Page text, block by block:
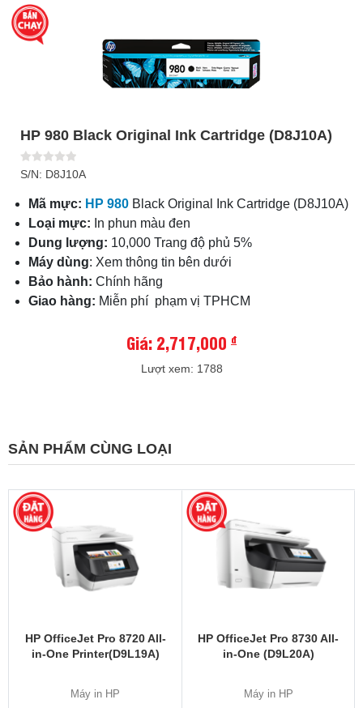
HP 980 Black Original Ink Cartridge (D8J10A)
S/N: D8J10A
Mã mực: HP 980 Black Original Ink Cartridge (D8J10A)
Loại mực: In phun màu đen
Dung lượng: 10,000 Trang độ phủ 5%
Máy dùng: Xem thông tin bên dưới
Bảo hành: Chính hãng
Giao hàng: Miễn phí phạm vị TPHCM
Giá: 2,717,000 đ
Lượt xem: 1788
SẢN PHẨM CÙNG LOẠI
HP OfficeJet Pro 8720 All-
in-One Printer(D9L19A)
Máy in HP
HP OfficeJet Pro 8730 All-
in-One (D9L20A)
Máy in HP